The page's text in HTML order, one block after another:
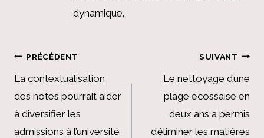
dynamique.
Navigation
de
l’article
PRÉCÉDENT
La contextualisation
des notes pourrait aider
à diversifier les
admissions à l’université
SUIVANT
Le nettoyage d’une
plage écossaise en
deux ans a permis
d’éliminer les matières